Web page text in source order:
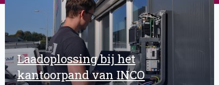
Laadoplossing bij het
kantoorpand van INCO